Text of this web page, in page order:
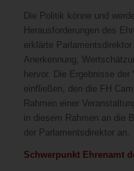
Die Politik könne und
Herausforderungen des
erklärte
Anerkennung,
hervor. Die Ergebnisse
einfließen, den die FH
Rahmen einer
in diesem Rahmen an die
der Parlamentsdirektor an.
Schwerpunkt Ehrenamt